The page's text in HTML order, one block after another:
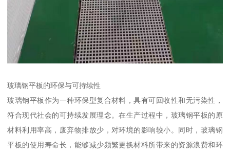
玻璃钢平板的环保与可持续性
玻璃钢平板作为一种环保型复合材料，具有可回收性和无污染性，
符合现代社会的可持续发展理念。在生产过程中，玻璃钢平板的原
材料利用率高，废弃物排放少，对环境的影响较小。同时，玻璃钢
平板的使用寿命长，能够减少频繁更换材料所带来的资源浪费和环